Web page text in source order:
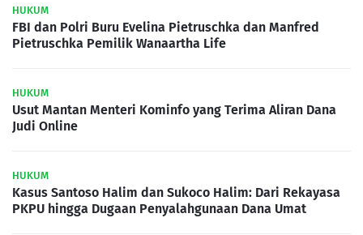
HUKUM
FBI dan Polri Buru Evelina Pietruschka dan Manfred
Pietruschka Pemilik Wanaartha Life
HUKUM
Usut Mantan Menteri Kominfo yang Terima Aliran Dana
Judi Online
HUKUM
Kasus Santoso Halim dan Sukoco Halim: Dari Rekayasa
PKPU hingga Dugaan Penyalahgunaan Dana Umat